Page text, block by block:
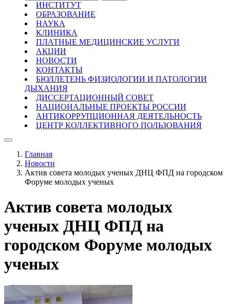
ИНСТИТУТ
ОБРАЗОВАНИЕ
НАУКА
КЛИНИКА
ПЛАТНЫЕ МЕДИЦИНСКИЕ УСЛУГИ
АКЦИИ
НОВОСТИ
КОНТАКТЫ
БЮЛЛЕТЕНЬ ФИЗИОЛОГИИ И ПАТОЛОГИИ
ДЫХАНИЯ
ДИССЕРТАЦИОННЫЙ СОВЕТ
НАЦИОНАЛЬНЫЕ ПРОЕКТЫ РОССИИ
АНТИКОРРУПЦИОННАЯ ДЕЯТЕЛЬНОСТЬ
ЦЕНТР КОЛЛЕКТИВНОГО ПОЛЬЗОВАНИЯ
Главная
Новости
Актив совета молодых ученых ДНЦ ФПД на городском
Форуме молодых ученых
Актив совета молодых
ученых ДНЦ ФПД на
городском Форуме молодых
ученых